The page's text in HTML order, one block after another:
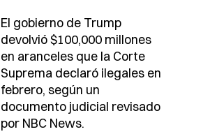
El gobierno de Trump
devolvió $100,000 millones
en aranceles que la Corte
Suprema declaró ilegales en
febrero, según un
documento judicial revisado
por NBC News.